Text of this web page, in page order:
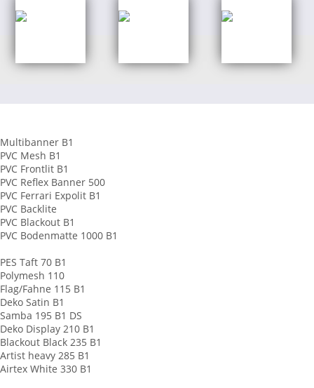
Multibanner B1
PVC Mesh B1
PVC Frontlit B1
PVC Reflex Banner 500
PVC Ferrari Expolit B1
PVC Backlite
PVC Blackout B1
PVC Bodenmatte 1000 B1
PES Taft 70 B1
Polymesh 110
Flag/Fahne 115 B1
Deko Satin B1
Samba 195 B1 DS
Deko Display 210 B1
Blackout Black 235 B1
Artist heavy 285 B1
Airtex White 330 B1